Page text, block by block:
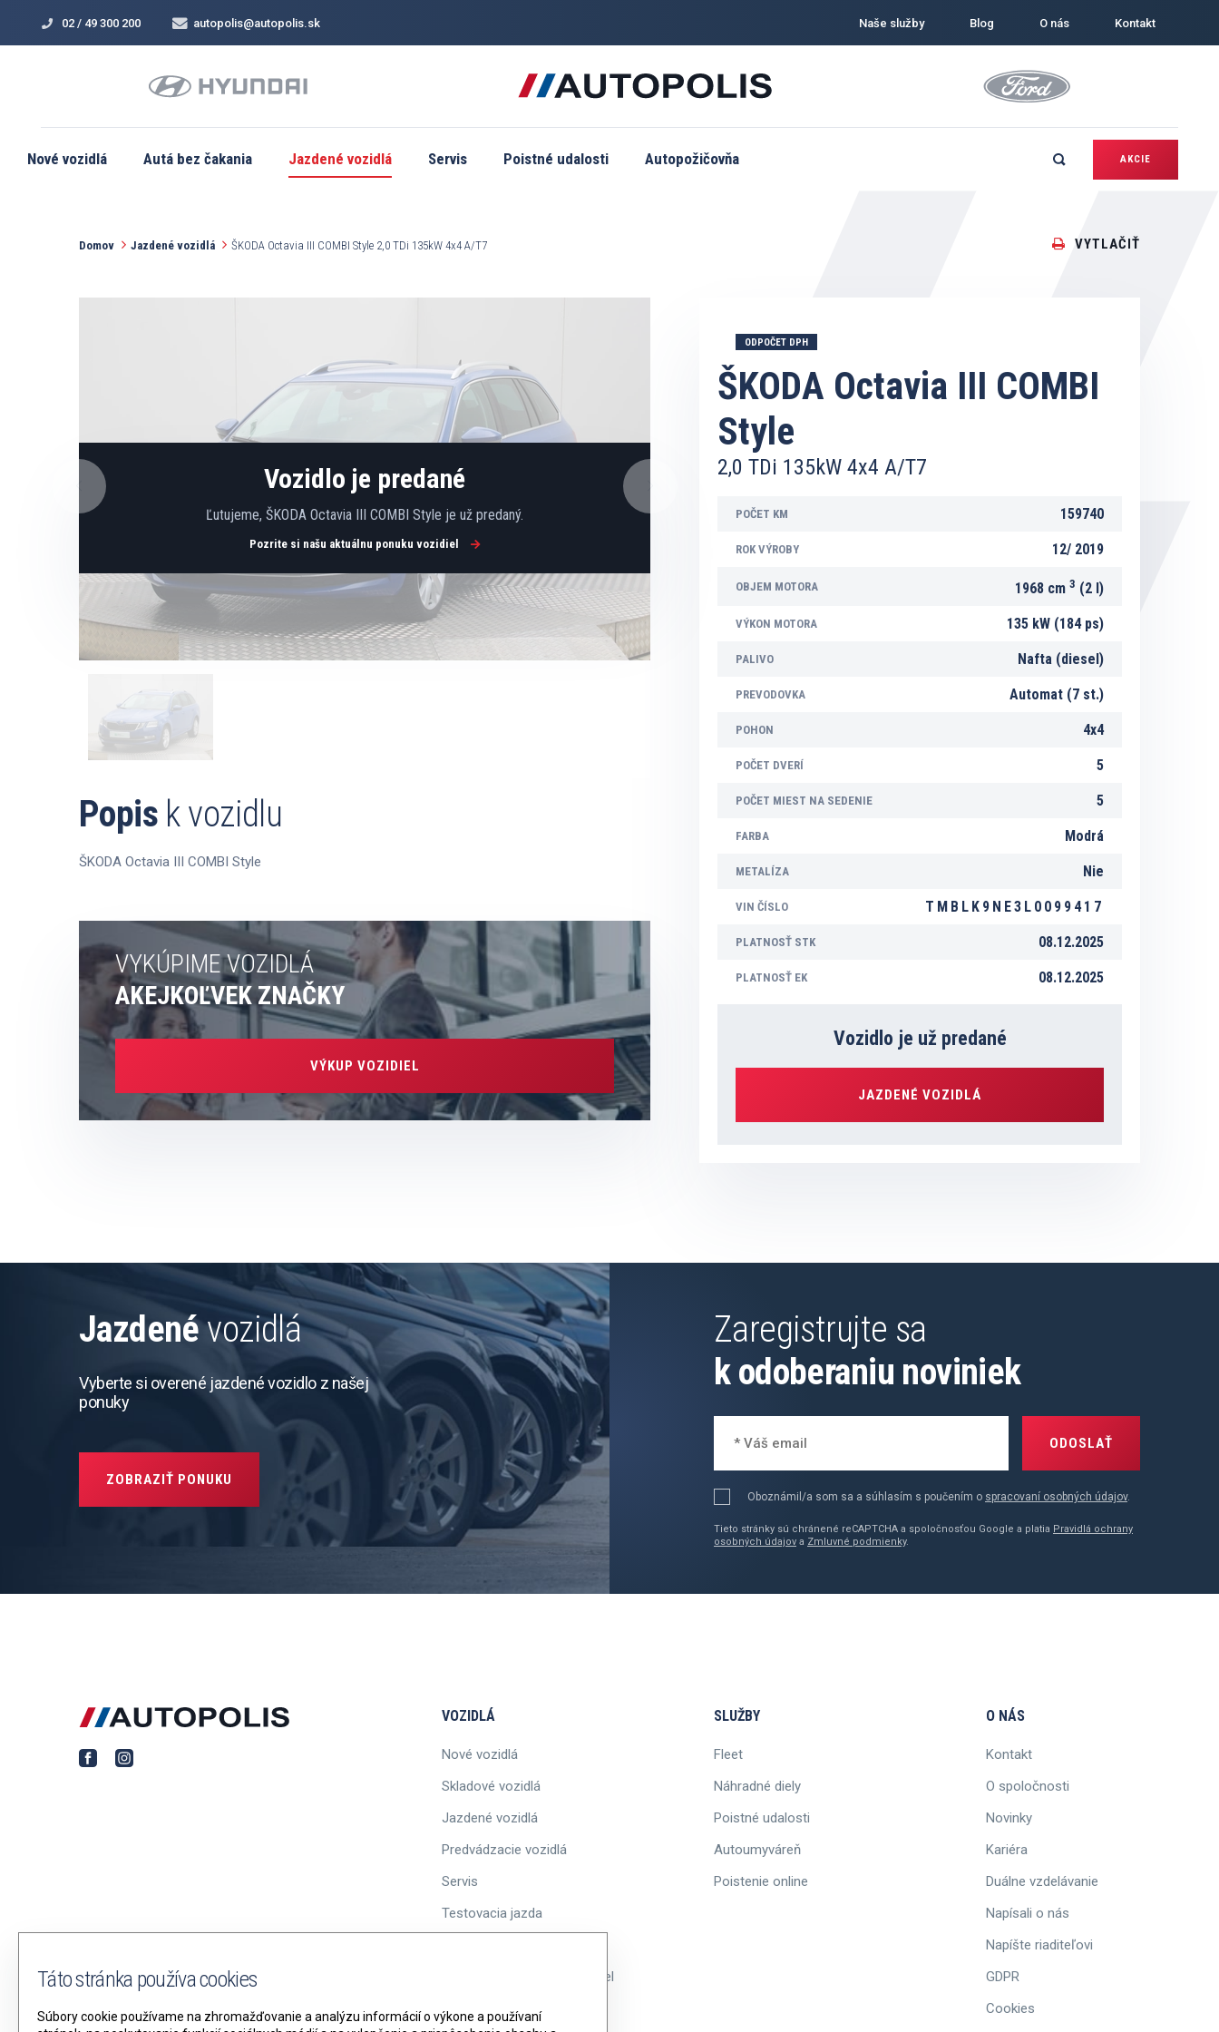
02 / 49 300 200 autopolis@autopolis.sk Naše služby Blog O nás Kontakt
Nové vozidlá Autá bez čakania Jazdené vozidlá Servis Poistné udalosti Autopožičovňa AKCIE
Domov Jazdené vozidlá ŠKODA Octavia III COMBI Style 2,0 TDi 135kW 4x4 A/T7 VYTLAČIŤ
Vozidlo je predané
Ľutujeme, ŠKODA Octavia III COMBI Style je už predaný.
Pozrite si našu aktuálnu ponuku vozidiel
Popis k vozidlu
ŠKODA Octavia III COMBI Style
VYKÚPIME VOZIDLÁ
AKEJKOĽVEK ZNAČKY
VÝKUP VOZIDIEL
ODPOČET DPH
ŠKODA Octavia III COMBI
Style
2,0 TDi 135kW 4x4 A/T7
POČET KM 159740
ROK VÝROBY 12/ 2019
OBJEM MOTORA 1968 cm 3 (2 l)
VÝKON MOTORA 135 kW (184 ps)
PALIVO Nafta (diesel)
PREVODOVKA Automat (7 st.)
POHON 4x4
POČET DVERÍ 5
POČET MIEST NA SEDENIE 5
FARBA Modrá
METALÍZA Nie
VIN ČÍSLO TMBLK9NE3L0099417
PLATNOSŤ STK 08.12.2025
PLATNOSŤ EK 08.12.2025
Vozidlo je už predané
JAZDENÉ VOZIDLÁ
Jazdenévozidlá
Vyberte si overené jazdené vozidlo z našej
ponuky
ZOBRAZIŤ PONUKU
Zaregistrujte sa
k odoberaniu noviniek
ODOSLAŤ
Oboznámil/a som sa a súhlasím s poučením o spracovaní osobných údajov.
Tieto stránky sú chránené reCAPTCHA a spoločnosťou Google a platia Pravidlá ochrany
osobných údajov a Zmluvné podmienky.
VOZIDLÁ
Nové vozidlá
Skladové vozidlá
Jazdené vozidlá
Predvádzacie vozidlá
Servis
Testovacia jazda
Informácie o ponuke vozidiel
SLUŽBY
Fleet
Náhradné diely
Poistné udalosti
Autoumyváreň
Poistenie online
O NÁS
Kontakt
O spoločnosti
Novinky
Kariéra
Duálne vzdelávanie
Napísali o nás
Napíšte riaditeľovi
GDPR
Cookies
Táto stránka používa cookies
Súbory cookie používame na zhromažďovanie a analýzu informácií o výkone a používaní